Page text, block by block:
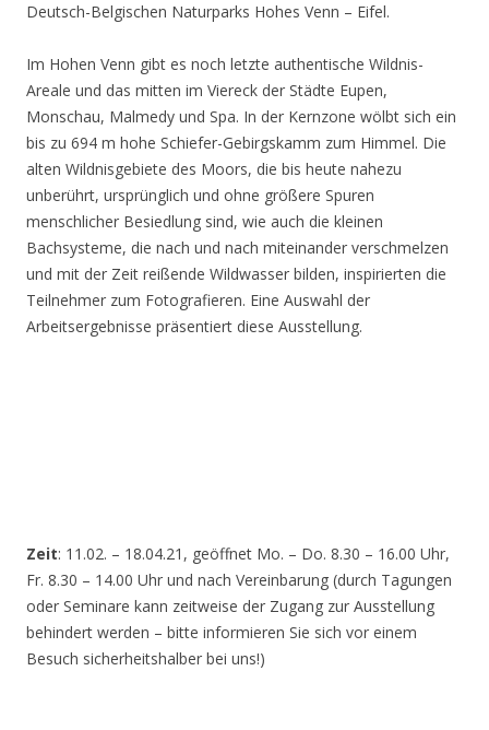
Deutsch-Belgischen Naturparks Hohes Venn – Eifel.
Im Hohen Venn gibt es noch letzte authentische Wildnis-
Areale und das mitten im Viereck der Städte Eupen,
Monschau, Malmedy und Spa. In der Kernzone wölbt sich ein
bis zu 694 m hohe Schiefer-Gebirgskamm zum Himmel. Die
alten Wildnisgebiete des Moors, die bis heute nahezu
unberührt, ursprünglich und ohne größere Spuren
menschlicher Besiedlung sind, wie auch die kleinen
Bachsysteme, die nach und nach miteinander verschmelzen
und mit der Zeit reißende Wildwasser bilden, inspirierten die
Teilnehmer zum Fotografieren. Eine Auswahl der
Arbeitsergebnisse präsentiert diese Ausstellung.
Zeit: 11.02. – 18.04.21, geöffnet Mo. – Do. 8.30 – 16.00 Uhr,
Fr. 8.30 – 14.00 Uhr und nach Vereinbarung (durch Tagungen
oder Seminare kann zeitweise der Zugang zur Ausstellung
behindert werden – bitte informieren Sie sich vor einem
Besuch sicherheitshalber bei uns!)